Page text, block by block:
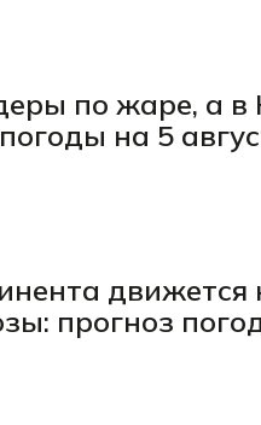
по жаре, а в
на 5
движется
прогноз